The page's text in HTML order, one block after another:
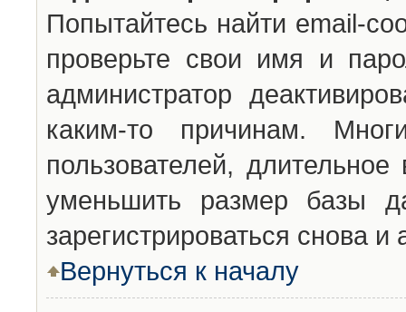
Попытайтесь найти email-
проверьте свои имя и
администратор
каким-то причинам.
пользователей,
уменьшить размер базы
зарегистрироваться снова и
Вернуться к началу